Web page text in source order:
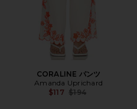
CORALINE パンツ
Amanda Uprichard
$117 Previous price:
$194